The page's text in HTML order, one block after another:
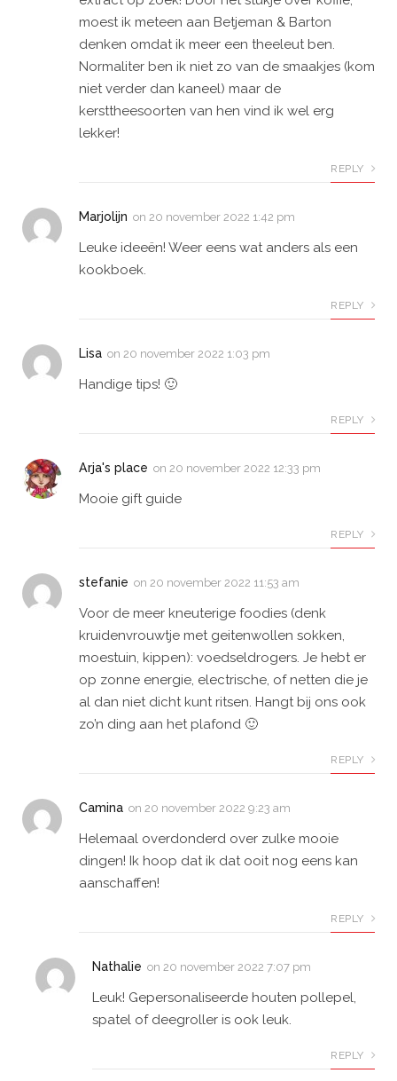
moest ik meteen aan Betjeman & Barton
denken omdat ik meer een theeleut ben.
Normaliter ben ik niet zo van de smaakjes (kom
niet verder dan kaneel) maar de
kersttheesoorten van hen vind ik wel erg
lekker!
REPLY
Marjolijn on 20 november 2022 1:42 pm
Leuke ideeën! Weer eens wat anders als een
kookboek.
REPLY
Lisa on 20 november 2022 1:03 pm
Handige tips! 🙂
REPLY
Arja's place on 20 november 2022 12:33 pm
Mooie gift guide
REPLY
stefanie on 20 november 2022 11:53 am
Voor de meer kneuterige foodies (denk
kruidenvrouwtje met geitenwollen sokken,
moestuin, kippen): voedseldrogers. Je hebt er
op zonne energie, electrische, of netten die je
al dan niet dicht kunt ritsen. Hangt bij ons ook
zo’n ding aan het plafond 🙂
REPLY
Camina on 20 november 2022 9:23 am
Helemaal overdonderd over zulke mooie
dingen! Ik hoop dat ik dat ooit nog eens kan
aanschaffen!
REPLY
Nathalie on 20 november 2022 7:07 pm
Leuk! Gepersonaliseerde houten pollepel,
spatel of deegroller is ook leuk.
REPLY